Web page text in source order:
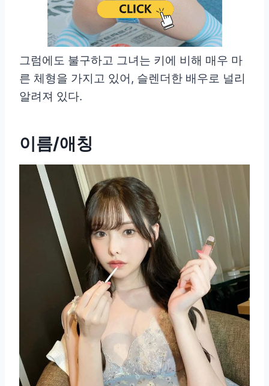
그럼에도 불구하고 그녀는 키에 비해 매우 마
른 체형을 가지고 있어, 슬렌더한 배우로 널리
알려져 있다.
이름/애칭